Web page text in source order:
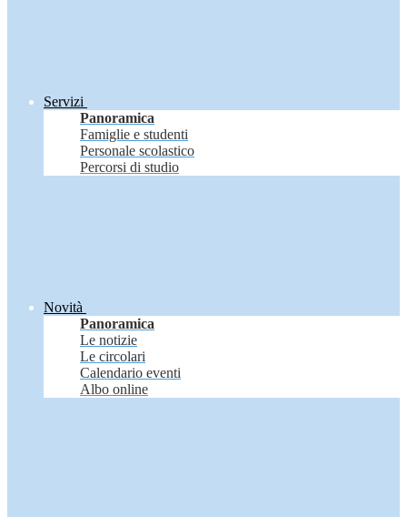
Servizi
Panoramica
Famiglie e studenti
Personale scolastico
Percorsi di studio
Novità
Panoramica
Le notizie
Le circolari
Calendario eventi
Albo online